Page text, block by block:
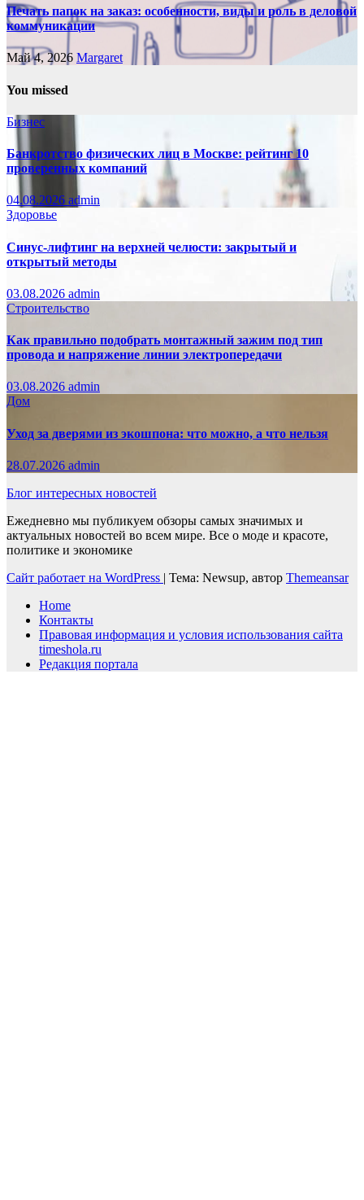
Печать папок на заказ: особенности, виды и роль в деловой
коммуникации
Май 4, 2026 Margaret
You missed
Бизнес
Банкротство физических лиц в Москве: рейтинг 10
проверенных компаний
04.08.2026 admin
Здоровье
Синус-лифтинг на верхней челюсти: закрытый и
открытый методы
03.08.2026 admin
Строительство
Как правильно подобрать монтажный зажим под тип
провода и напряжение линии электропередачи
03.08.2026 admin
Дом
Уход за дверями из экошпона: что можно, а что нельзя
28.07.2026 admin
Блог интересных новостей
Ежедневно мы публикуем обзоры самых значимых и
актуальных новостей во всем мире. Все о моде и красоте,
политике и экономике
Сайт работает на WordPress | Тема: Newsup, автор Themeansar
Home
Контакты
Правовая информация и условия использования сайта
timeshola.ru
Редакция портала